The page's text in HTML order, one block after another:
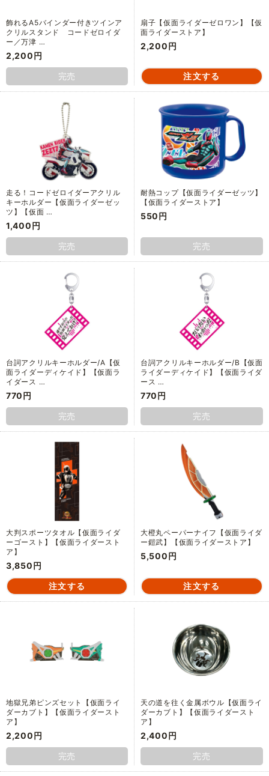
飾れるA5バインダー付きツインア
クリルスタンド コードゼロイダ
ー／万津 …
2,200円
完売
扇子【仮面ライダーゼロワン】【仮
面ライダーストア】
2,200円
走る！コードゼロイダーアクリル
キーホルダー【仮面ライダーゼッ
ツ】【仮面 …
1,400円
完売
耐熱コップ【仮面ライダーゼッツ】
【仮面ライダーストア】
550円
完売
台詞アクリルキーホルダー/A【仮
面ライダーディケイド】【仮面ラ
イダース …
770円
完売
台詞アクリルキーホルダー/B【仮面
ライダーディケイド】【仮面ライダ
ース …
770円
完売
大判スポーツタオル【仮面ライダ
ーゴースト】【仮面ライダースト
ア】
3,850円
大橙丸ペーパーナイフ【仮面ライダ
ー鎧武】【仮面ライダーストア】
5,500円
地獄兄弟ピンズセット【仮面ライ
ダーカブト】【仮面ライダースト
ア】
2,200円
完売
天の道を往く金属ボウル【仮面ライ
ダーカブト】【仮面ライダースト
ア】
2,400円
完売